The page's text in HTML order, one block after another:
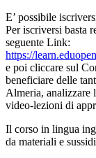
E’ possibile
Per iscriversi basta
seguente Link:
https://
e poi cliccare sul
beneficiare delle
Almeria, analizzare
video-lezioni di
Il corso in lingua
da materiali e